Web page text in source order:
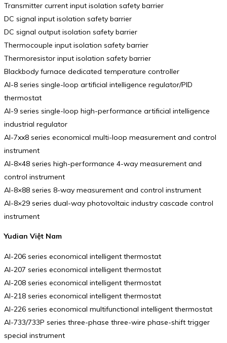
Transmitter current input isolation safety barrier
DC signal input isolation safety barrier
DC signal output isolation safety barrier
Thermocouple input isolation safety barrier
Thermoresistor input isolation safety barrier
Blackbody furnace dedicated temperature controller
AI-8 series single-loop artificial intelligence regulator/PID
thermostat
AI-9 series single-loop high-performance artificial intelligence
industrial regulator
AI-7xx8 series economical multi-loop measurement and control
instrument
AI-8×48 series high-performance 4-way measurement and
control instrument
AI-8×88 series 8-way measurement and control instrument
AI-8×29 series dual-way photovoltaic industry cascade control
instrument
Yudian Việt Nam
AI-206 series economical intelligent thermostat
AI-207 series economical intelligent thermostat
AI-208 series economical intelligent thermostat
AI-218 series economical intelligent thermostat
AI-226 series economical multifunctional intelligent thermostat
AI-733/733P series three-phase three-wire phase-shift trigger
special instrument